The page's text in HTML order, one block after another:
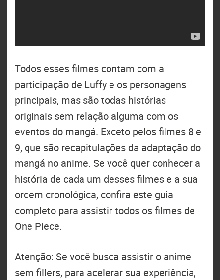
Todos esses filmes contam com a
participação de Luffy e os personagens
principais, mas são todas histórias
originais sem relação alguma com os
eventos do mangá. Exceto pelos filmes 8 e
9, que são recapitulações da adaptação do
mangá no anime. Se você quer conhecer a
história de cada um desses filmes e a sua
ordem cronológica, confira este guia
completo para assistir todos os filmes de
One Piece.
Atenção: Se você busca assistir o anime
sem fillers, para acelerar sua experiência,